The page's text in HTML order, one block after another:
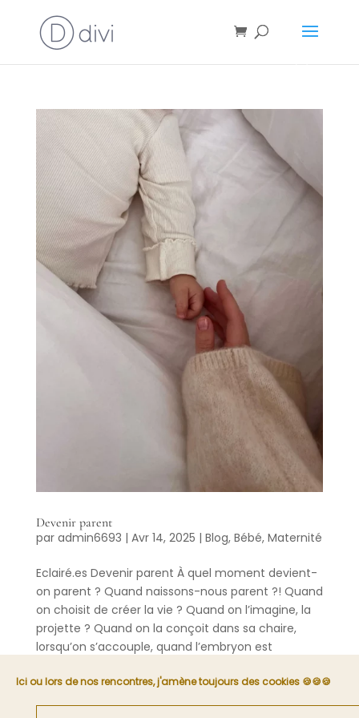
Ici ou lors de nos rencontres, j'amène toujours des cookies 🍪🍪🍪
Devenir parent
par admin6693 | Avr 14, 2025 | Blog, Bébé, Maternité
Eclairé.es Devenir parent À quel moment devient-
on parent ? Quand naissons-nous parent ?! Quand
on choisit de créer la vie ? Quand on l’imagine, la
projette ? Quand on la conçoit dans sa chaire,
lorsqu’on s’accouple, quand l’embryon est